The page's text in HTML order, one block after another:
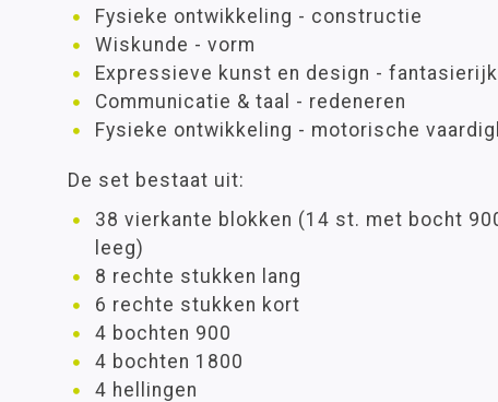
Fysieke ontwikkeling - constructie
Wiskunde - vorm
Expressieve kunst en design - fantasierijk
Communicatie & taal - redeneren
Fysieke ontwikkeling - motorische
De set bestaat uit:
38 vierkante blokken (14 st. met bocht
leeg)
8 rechte stukken lang
6 rechte stukken kort
4 bochten 900
4 bochten 1800
4 hellingen